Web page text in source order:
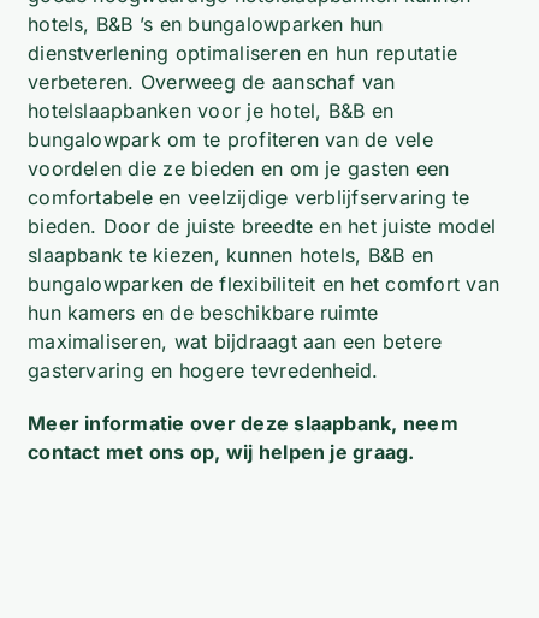
hotels, B&B ’s en bungalowparken hun
dienstverlening optimaliseren en hun reputatie
verbeteren. Overweeg de aanschaf van
hotelslaapbanken voor je hotel, B&B en
bungalowpark om te profiteren van de vele
voordelen die ze bieden en om je gasten een
comfortabele en veelzijdige verblijfservaring te
bieden. Door de juiste breedte en het juiste model
slaapbank te kiezen, kunnen hotels, B&B en
bungalowparken de flexibiliteit en het comfort van
hun kamers en de beschikbare ruimte
maximaliseren, wat bijdraagt aan een betere
gastervaring en hogere tevredenheid.
Meer informatie over deze slaapbank, neem
contact met ons op, wij helpen je graag.